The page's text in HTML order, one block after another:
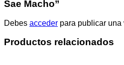
Sae Macho”
Debes acceder para publicar una
Productos relacionados